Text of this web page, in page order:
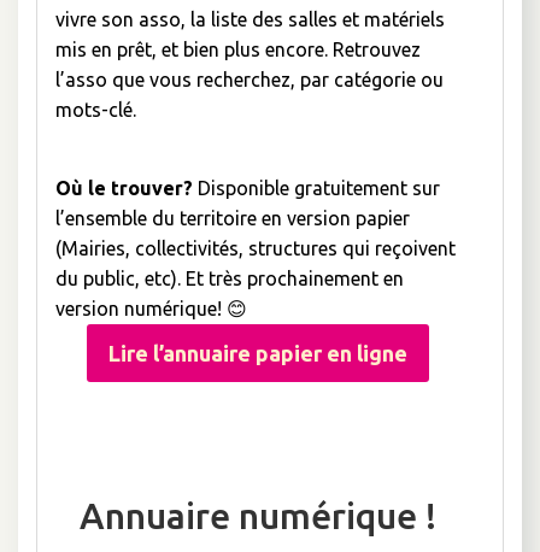
vivre son asso, la liste des salles et matériels
mis en prêt, et bien plus encore. Retrouvez
l’asso que vous recherchez, par catégorie ou
mots-clé.
Où le trouver? Disponible gratuitement sur
l’ensemble du territoire en version papier
(Mairies, collectivités, structures qui reçoivent
du public, etc). Et très prochainement en
version numérique! 😊
Lire l’annuaire papier en ligne
Annuaire numérique !